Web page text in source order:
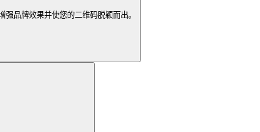
强品牌效果并使您的二维码脱颖而出。